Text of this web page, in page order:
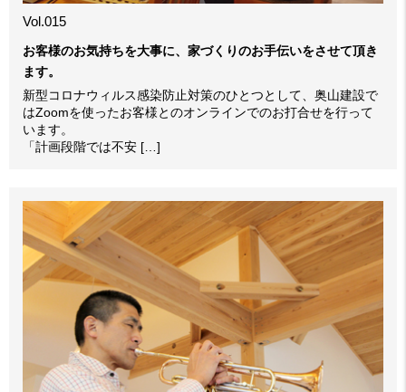
Vol.015
お客様のお気持ちを大事に、家づくりのお手伝いをさせて頂き
ます。
新型コロナウィルス感染防止対策のひとつとして、奥山建設で
はZoomを使ったお客様とのオンラインでのお打合せを行って
います。
「計画段階では不安 […]